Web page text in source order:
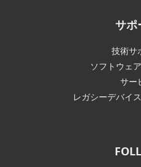
サポ
技術サ
ソフトウェ
サー
レガシーデバイ